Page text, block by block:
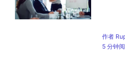
作者
5 分钟